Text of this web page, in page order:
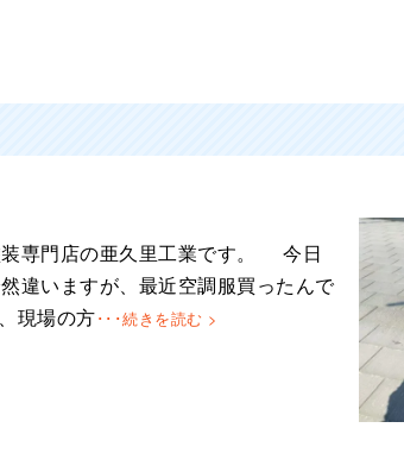
専門店の亜久里工業です。 今日
違いますが、最近空調服買ったんで
現場の方･･･続きを読む >